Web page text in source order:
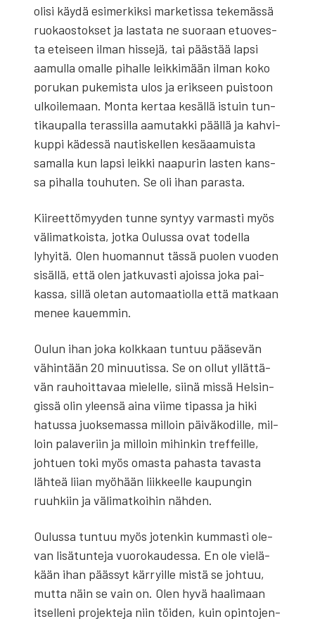
oli­si käy­dä esi­mer­kik­si mar­ke­tis­sa teke­mäs­sä
ruo­kaos­tok­set ja las­ta­ta ne suo­raan etuo­ves­
ta etei­seen ilman his­se­jä, tai pääs­tää lap­si
aamul­la omal­le pihal­le leik­ki­mään ilman koko
poru­kan puke­mis­ta ulos ja erik­seen puis­toon
ulkoi­le­maan. Mon­ta ker­taa kesäl­lä istuin tun­
ti­kau­pal­la teras­sil­la aamu­tak­ki pääl­lä ja kah­vi­
kup­pi kädes­sä nau­tis­kel­len kesä­aa­muis­ta
samal­la kun lap­si leik­ki naa­pu­rin las­ten kans­
sa pihal­la tou­hu­ten. Se oli ihan paras­ta.
Kii­reet­tö­myy­den tun­ne syn­tyy var­mas­ti myös
väli­mat­kois­ta, jot­ka Oulus­sa ovat todel­la
lyhyi­tä. Olen huo­man­nut täs­sä puo­len vuo­den
sisäl­lä, että olen jat­ku­vas­ti ajois­sa joka pai­
kas­sa, sil­lä ole­tan auto­maa­tiol­la että mat­kaan
menee kau­em­min.
Oulun ihan joka kolk­kaan tun­tuu pää­se­vän
vähin­tään 20 minuu­tis­sa. Se on ollut yllät­tä­
vän rau­hoit­ta­vaa mie­lel­le, sii­nä mis­sä Hel­sin­
gis­sä olin yleen­sä aina vii­me tipas­sa ja hiki
hatus­sa juok­se­mas­sa mil­loin päi­vä­ko­dil­le, mil­
loin pala­ve­riin ja mil­loin mihin­kin tref­feil­le,
joh­tuen toki myös omas­ta pahas­ta tavas­ta
läh­teä lii­an myö­hään liik­keel­le kau­pun­gin
ruuh­kiin ja väli­mat­koi­hin näh­den.
Oulus­sa tun­tuu myös joten­kin kum­mas­ti ole­
van lisä­tun­te­ja vuo­ro­kau­des­sa. En ole vie­lä­
kään ihan pääs­syt kär­ryil­le mis­tä se joh­tuu,
mut­ta näin se vain on. Olen hyvä haa­li­maan
itsel­le­ni pro­jek­te­ja niin töi­den, kuin opin­to­jen­